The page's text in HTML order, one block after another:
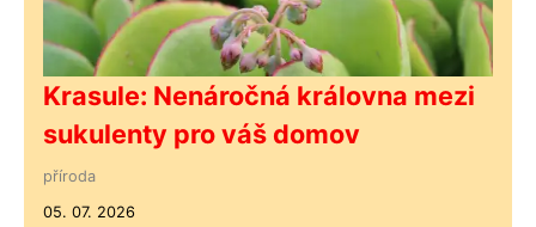
Krasule: Nenáročná královna mezi
sukulenty pro váš domov
příroda
05. 07. 2026